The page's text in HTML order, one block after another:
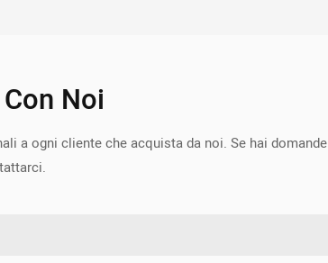
Noi
a ogni cliente che acquista da noi. Se hai domande